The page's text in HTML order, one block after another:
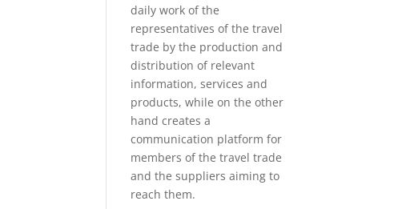
daily work of the
representatives of the travel
trade by the production and
distribution of relevant
information, services and
products, while on the other
hand creates a
communication platform for
members of the travel trade
and the suppliers aiming to
reach them.